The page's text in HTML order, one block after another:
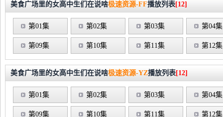
美食广场里的女高中生们在说啥极速资源-FF播放列表[12]
第01集 第02集 第03集 第04集
第09集 第10集 第11集 第12集
美食广场里的女高中生们在说啥极速资源-YZ播放列表[12]
第01集 第02集 第03集 第04集
第09集 第10集 第11集 第12集